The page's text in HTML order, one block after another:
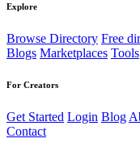
Explore
Browse Directory Free
Blogs Marketplaces Tools
For Creators
Get Started Login Blog
Contact